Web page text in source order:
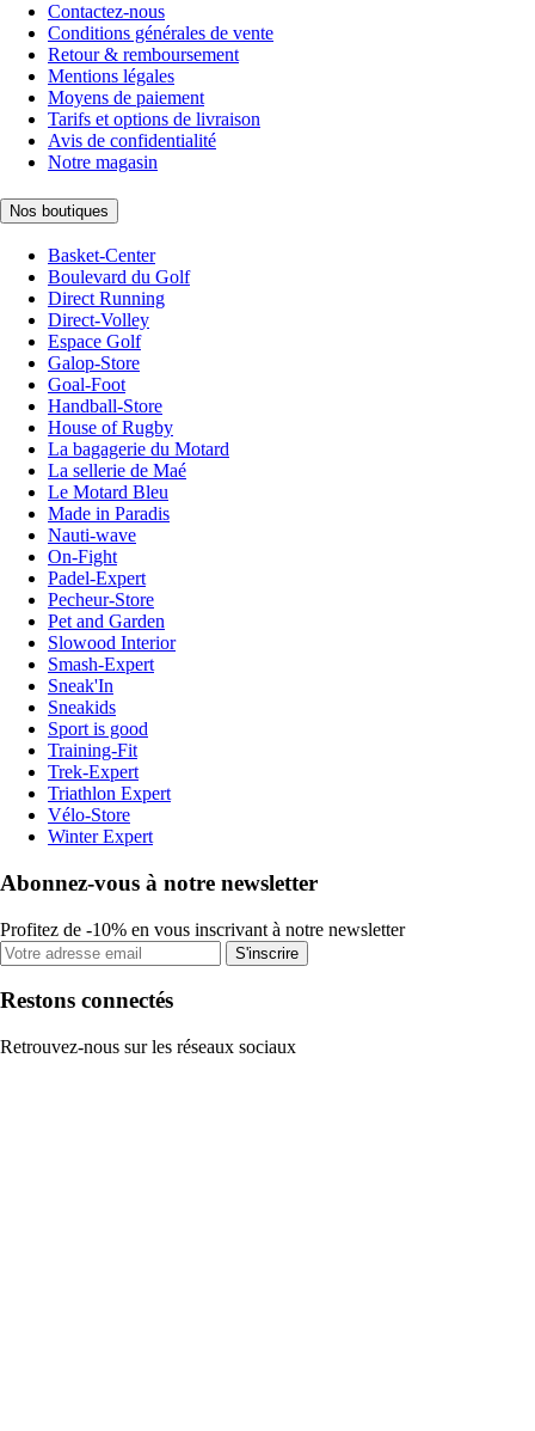
Contactez-nous
Conditions générales de vente
Retour & remboursement
Mentions légales
Moyens de paiement
Tarifs et options de livraison
Avis de confidentialité
Notre magasin
Nos boutiques
Basket-Center
Boulevard du Golf
Direct Running
Direct-Volley
Espace Golf
Galop-Store
Goal-Foot
Handball-Store
House of Rugby
La bagagerie du Motard
La sellerie de Maé
Le Motard Bleu
Made in Paradis
Nauti-wave
On-Fight
Padel-Expert
Pecheur-Store
Pet and Garden
Slowood Interior
Smash-Expert
Sneak'In
Sneakids
Sport is good
Training-Fit
Trek-Expert
Triathlon Expert
Vélo-Store
Winter Expert
Abonnez-vous à notre newsletter
Profitez de -10% en vous inscrivant à notre newsletter
S'inscrire
Restons connectés
Retrouvez-nous sur les réseaux sociaux